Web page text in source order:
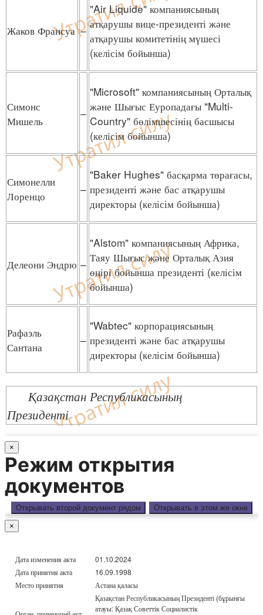
Жаков Франсуа –
"Air Liquide" компаниясының
атқарушы вице-президенті және
атқарушы комитетінің мүшесі
(келісім бойынша)
Симонс
Мишель
–
"Microsoft" компаниясының Орталық
және Шығыс Еуропадағы "Multi-
Country" бөлімшесінің басшысы
(келісім бойынша)
Симонелли
Лоренцо
–
"Baker Hughes" басқарма төрағасы,
президенті және бас атқарушы
директоры (келісім бойынша)
Делеони Эндрю –
"Alstom" компаниясының Африка,
Таяу Шығыс және Орталық Азия
өңірі бойынша президенті (келісім
бойынша)
Рафаэль
Сантана
–
"Wabtec" корпорациясының
президенті және бас атқарушы
директоры (келісім бойынша)
Қазақстан Республикасының
Президенті
×
Режим открытия
документов
Открывать второй документ рядом Открывать в этом же окне
×
Дата изменения акта
01.10.2024
Дата принятия акта
16.09.1998
Место принятия
Астана қаласы
Қазақстан Республикасының Президенті (бұрынғы
атауы: Қазақ Советтік Социалистік